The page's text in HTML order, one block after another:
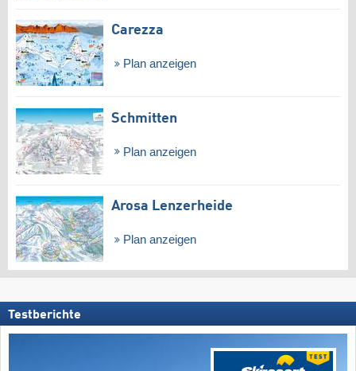
Carezza
Plan anzeigen
Schmitten
Plan anzeigen
Arosa Lenzerheide
Plan anzeigen
Testberichte